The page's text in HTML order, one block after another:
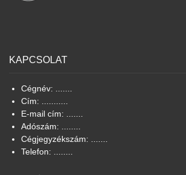
KAPCSOLAT
Cégnév: .......
Cím: ...........
E-mail cím: .......
Adószám: ........
Cégjegyzékszám: .......
Telefon: ........